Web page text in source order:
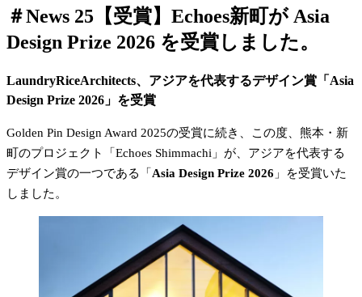
＃News 25【受賞】Echoes新町が Asia
Design Prize 2026 を受賞しました。
LaundryRiceArchitects、アジアを代表するデザイン賞「Asia
Design Prize 2026」を受賞
Golden Pin Design Award 2025の受賞に続き、この度、熊本・新
町のプロジェクト「Echoes Shimmachi」が、アジアを代表する
デザイン賞の一つである「Asia Design Prize 2026 」を受賞いた
しました。